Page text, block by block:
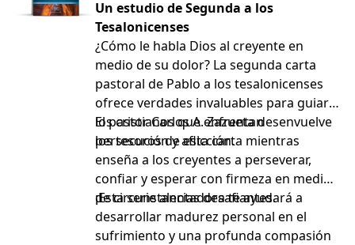
Un estudio de Segunda a los
Tesalonicenses
¿Cómo le habla Dios al creyente en
medio de su dolor? La segunda carta
pastoral de Pablo a los tesalonicenses
ofrece verdades invaluables para guiar a
los cristianos que enfrentan
persecución y aflicción.
El pastor Carlos A. Zazueta desenvuelve
los tesoros de esta carta mientras
enseña a los creyentes a perseverar,
confiar y esperar con firmeza en medio
de circunstancias desafiantes.
¡Esta serie alentadora te ayudará a
desarrollar madurez personal en el
sufrimiento y una profunda compasión